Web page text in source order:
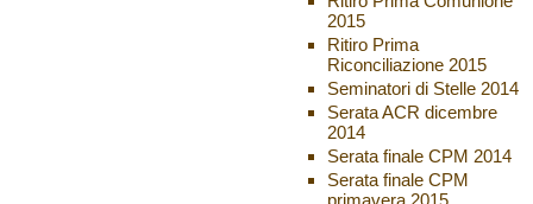
2015
Ritiro Prima
Riconciliazione 2015
Seminatori di Stelle 2014
Serata ACR dicembre
2014
Serata finale CPM 2014
Serata finale CPM